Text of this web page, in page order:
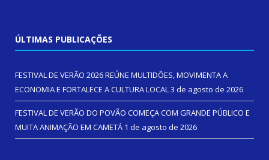
ÚLTIMAS PUBLICAÇÕES
FESTIVAL DE VERÃO 2026 REÚNE MULTIDÕES, MOVIMENTA A
ECONOMIA E FORTALECE A CULTURA LOCAL3 de agosto de 2026
FESTIVAL DE VERÃO DO POVÃO COMEÇA COM GRANDE PÚBLICO E
MUITA ANIMAÇÃO EM CAMETÁ 1 de agosto de 2026